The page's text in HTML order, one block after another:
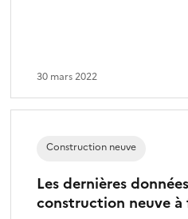
30 mars 2022
Les dernières
construction neuve
Construction neuve